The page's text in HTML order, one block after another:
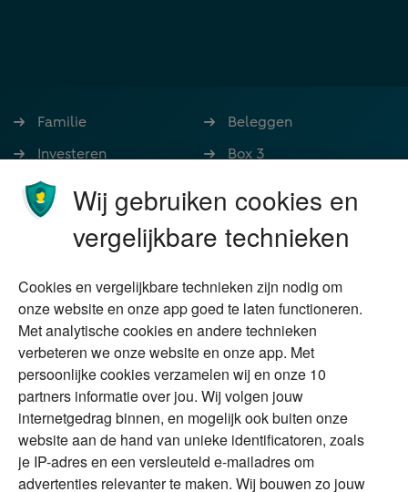
Familie
Investeren
Ondernemen
Stoppen met werken
Wonen
Beleggen
Box 3
Nalatenschap
Schenken
Duurzaam
Vermogensplanning
Tweede huis in
buitenland
DGA
Erfenis
Over Financial Focus
Specialisten
Financial Focus
magazine
The Exit Years
Contact
Wij gebruiken cookies en
vergelijkbare technieken
Cookies en vergelijkbare technieken zijn nodig om
onze website en onze app goed te laten functioneren.
Met analytische cookies en andere technieken
verbeteren we onze website en onze app. Met
persoonlijke cookies verzamelen wij en onze 10
partners informatie over jou. Wij volgen jouw
internetgedrag binnen, en mogelijk ook buiten onze
website aan de hand van unieke identificatoren, zoals
je IP-adres en een versleuteld e-mailadres om
advertenties relevanter te maken. Wij bouwen zo jouw